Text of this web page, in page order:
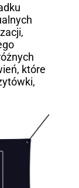
które